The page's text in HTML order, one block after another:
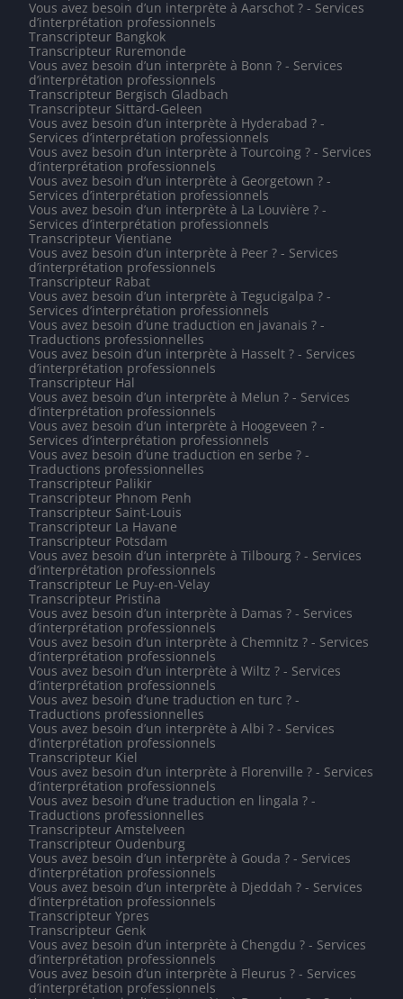
Vous avez besoin d’un interprète à Aarschot ? - Services
d’interprétation professionnels
Transcripteur Bangkok
Transcripteur Ruremonde
Vous avez besoin d’un interprète à Bonn ? - Services
d’interprétation professionnels
Transcripteur Bergisch Gladbach
Transcripteur Sittard-Geleen
Vous avez besoin d’un interprète à Hyderabad ? -
Services d’interprétation professionnels
Vous avez besoin d’un interprète à Tourcoing ? - Services
d’interprétation professionnels
Vous avez besoin d’un interprète à Georgetown ? -
Services d’interprétation professionnels
Vous avez besoin d’un interprète à La Louvière ? -
Services d’interprétation professionnels
Transcripteur Vientiane
Vous avez besoin d’un interprète à Peer ? - Services
d’interprétation professionnels
Transcripteur Rabat
Vous avez besoin d’un interprète à Tegucigalpa ? -
Services d’interprétation professionnels
Vous avez besoin d’une traduction en javanais ? -
Traductions professionnelles
Vous avez besoin d’un interprète à Hasselt ? - Services
d’interprétation professionnels
Transcripteur Hal
Vous avez besoin d’un interprète à Melun ? - Services
d’interprétation professionnels
Vous avez besoin d’un interprète à Hoogeveen ? -
Services d’interprétation professionnels
Vous avez besoin d’une traduction en serbe ? -
Traductions professionnelles
Transcripteur Palikir
Transcripteur Phnom Penh
Transcripteur Saint-Louis
Transcripteur La Havane
Transcripteur Potsdam
Vous avez besoin d’un interprète à Tilbourg ? - Services
d’interprétation professionnels
Transcripteur Le Puy-en-Velay
Transcripteur Pristina
Vous avez besoin d’un interprète à Damas ? - Services
d’interprétation professionnels
Vous avez besoin d’un interprète à Chemnitz ? - Services
d’interprétation professionnels
Vous avez besoin d’un interprète à Wiltz ? - Services
d’interprétation professionnels
Vous avez besoin d’une traduction en turc ? -
Traductions professionnelles
Vous avez besoin d’un interprète à Albi ? - Services
d’interprétation professionnels
Transcripteur Kiel
Vous avez besoin d’un interprète à Florenville ? - Services
d’interprétation professionnels
Vous avez besoin d’une traduction en lingala ? -
Traductions professionnelles
Transcripteur Amstelveen
Transcripteur Oudenburg
Vous avez besoin d’un interprète à Gouda ? - Services
d’interprétation professionnels
Vous avez besoin d’un interprète à Djeddah ? - Services
d’interprétation professionnels
Transcripteur Ypres
Transcripteur Genk
Vous avez besoin d’un interprète à Chengdu ? - Services
d’interprétation professionnels
Vous avez besoin d’un interprète à Fleurus ? - Services
d’interprétation professionnels